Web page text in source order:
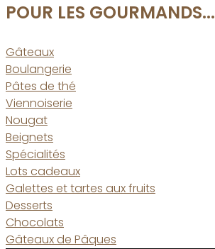
POUR LES GOURMANDS...
Gâteaux
Boulangerie
Pâtes de thé
Viennoiserie
Nougat
Beignets
Spécialités
Lots cadeaux
Galettes et tartes aux fruits
Desserts
Chocolats
Gâteaux de Pâques